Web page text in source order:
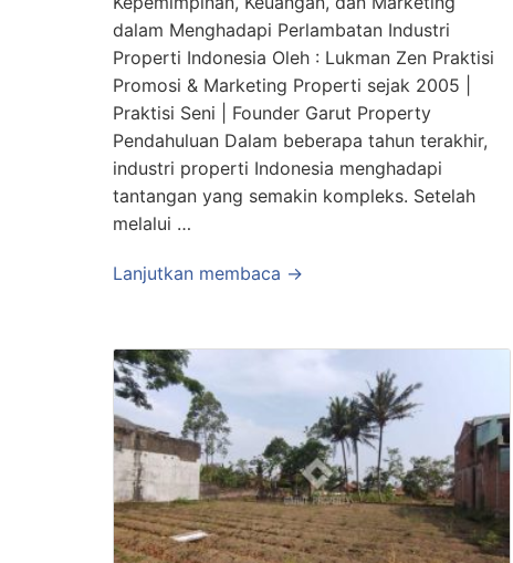
dalam Menghadapi Perlambatan Industri
Properti Indonesia Oleh : Lukman Zen Praktisi
Promosi & Marketing Properti sejak 2005 |
Praktisi Seni | Founder Garut Property
Pendahuluan Dalam beberapa tahun terakhir,
industri properti Indonesia menghadapi
tantangan yang semakin kompleks. Setelah
melalui …
Lanjutkan membaca →